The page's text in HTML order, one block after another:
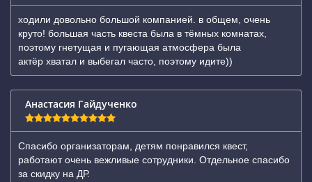
ходили довольно большой компанией. в общем, очень
круто! большая часть квеста была в тёмных комнатах,
поэтому гнетущая и пугающая атмосфера была
актёр хватал и выбегал часто, поэтому идите))
Анастасия Гайдученко
Спасибо организаторам, детям понравился квест,
работают очень вежливые сотрудники. Отдельное спасибо
за скидку на ДР.